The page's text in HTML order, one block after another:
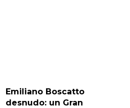
Emiliano Boscatto
desnudo: un Gran